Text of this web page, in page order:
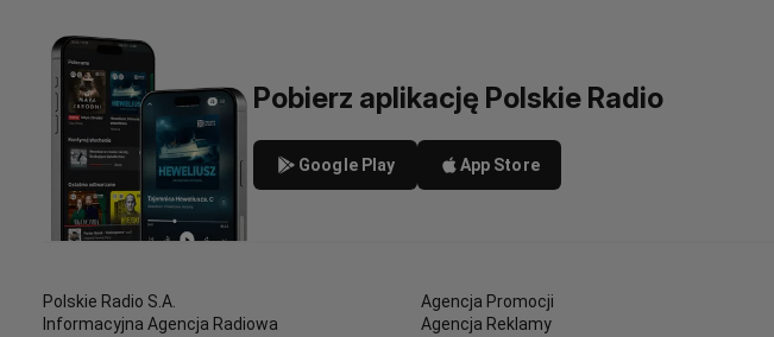
Pobierz aplikację Polskie Radio
Google Play App Store
Polskie Radio S.A.
Informacyjna Agencja Radiowa
Agencja Promocji
Agencja Reklamy